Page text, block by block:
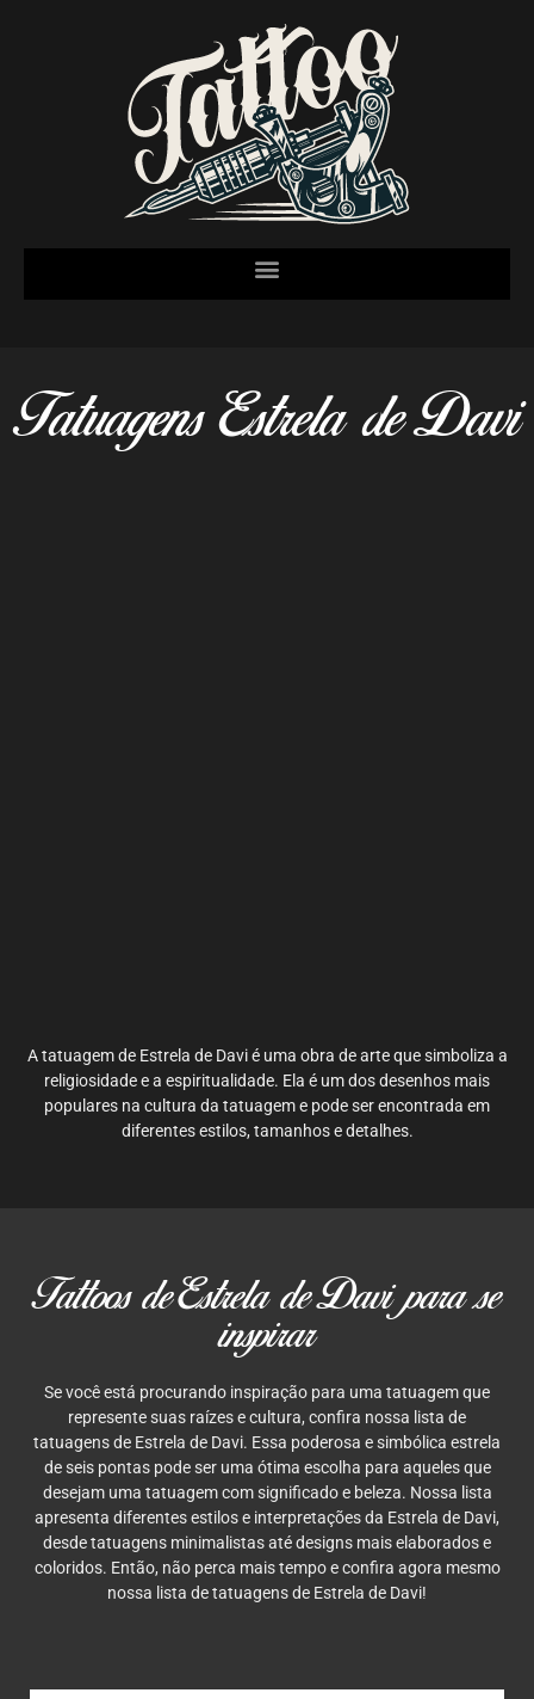
Tatuagens Estrela de Davi
A tatuagem de Estrela de Davi é uma obra de arte que simboliza a
religiosidade e a espiritualidade. Ela é um dos desenhos mais
populares na cultura da tatuagem e pode ser encontrada em
diferentes estilos, tamanhos e detalhes.
Tattoos de Estrela de Davi para se
inspirar
Se você está procurando inspiração para uma tatuagem que
represente suas raízes e cultura, confira nossa lista de
tatuagens de Estrela de Davi. Essa poderosa e simbólica estrela
de seis pontas pode ser uma ótima escolha para aqueles que
desejam uma tatuagem com significado e beleza. Nossa lista
apresenta diferentes estilos e interpretações da Estrela de Davi,
desde tatuagens minimalistas até designs mais elaborados e
coloridos. Então, não perca mais tempo e confira agora mesmo
nossa lista de tatuagens de Estrela de Davi!